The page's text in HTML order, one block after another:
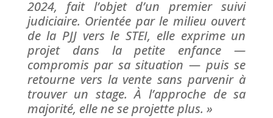
2024, fait l’objet d’un premier suivi
judiciaire. Orientée par le milieu ouvert
de la PJJ vers le STEI, elle exprime un
projet dans la petite enfance —
compromis par sa situation — puis se
retourne vers la vente sans parvenir à
trouver un stage. À l’approche de sa
majorité, elle ne se projette plus. »